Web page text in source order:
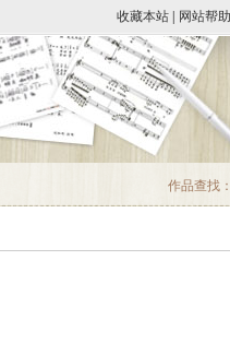
收藏本站 网站帮助
作品查找：